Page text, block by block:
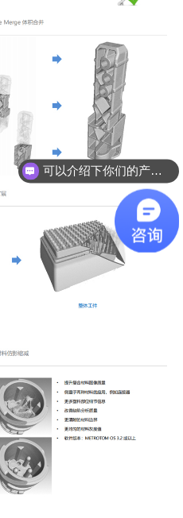
可以介绍下你们的产品么？